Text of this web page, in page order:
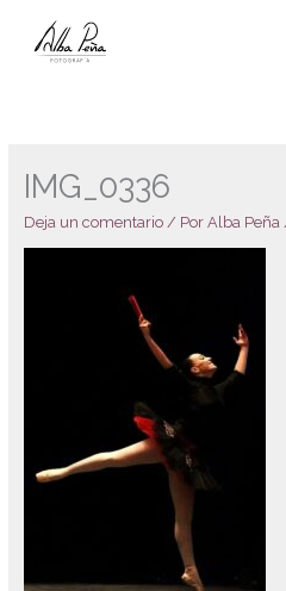
contenido
IMG_0336
Deja un comentario / Por Alba Peña